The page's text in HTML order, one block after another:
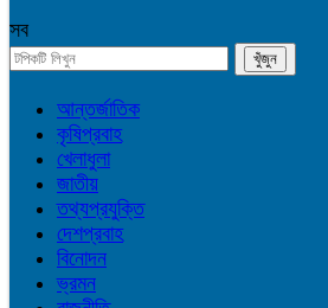
সব
আন্তর্জাতিক
কৃষিপ্রবাহ
খেলাধুলা
জাতীয়
তথ্যপ্রযুক্তি
দেশপ্রবাহ
বিনোদন
ভ্রমন